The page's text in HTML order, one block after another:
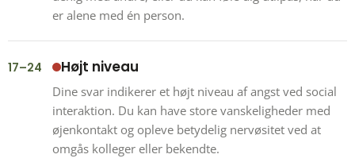
er alene med én person.
17–24 Højt niveau
Dine svar indikerer et højt niveau af angst ved social
interaktion. Du kan have store vanskeligheder med
øjenkontakt og opleve betydelig nervøsitet ved at
omgås kolleger eller bekendte.